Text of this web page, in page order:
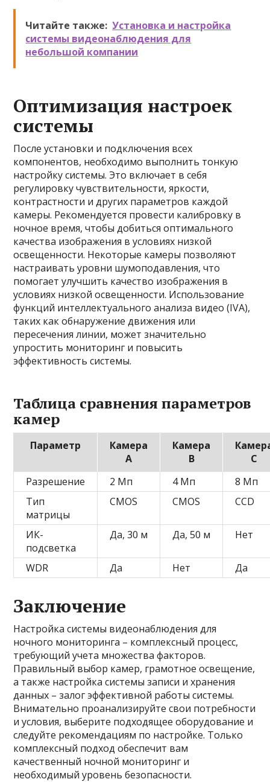
Читайте также: Установка и настройка
системы видеонаблюдения для
небольшой компании
Оптимизация настроек
системы
После установки и подключения всех
компонентов, необходимо выполнить тонкую
настройку системы. Это включает в себя
регулировку чувствительности, яркости,
контрастности и других параметров каждой
камеры. Рекомендуется провести калибровку в
ночное время, чтобы добиться оптимального
качества изображения в условиях низкой
освещенности. Некоторые камеры позволяют
настраивать уровни шумоподавления, что
помогает улучшить качество изображения в
условиях низкой освещенности. Использование
функций интеллектуального анализа видео (IVA),
таких как обнаружение движения или
пересечения линии, может значительно
упростить мониторинг и повысить
эффективность системы.
Таблица сравнения параметров
камер
Параметр
Камера
A
Камера
B
C
Разрешение
2 Мп 4 Мп
8 Мп
Тип
матрицы
CMOS CMOS CCD
ИК-
подсветка
Да, 30 м Да, 50 м Нет
WDR Да Нет Да
Заключение
Настройка системы видеонаблюдения для
ночного мониторинга – комплексный процесс,
требующий учета множества факторов.
Правильный выбор камер, грамотное освещение,
а также настройка системы записи и хранения
данных – залог эффективной работы системы.
Внимательно проанализируйте свои потребности
и условия, выберите подходящее оборудование и
следуйте рекомендациям по настройке. Только
комплексный подход обеспечит вам
качественный ночной мониторинг и
необходимый уровень безопасности.